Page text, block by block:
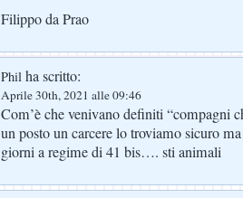
Filippo da Prao
Phil ha scritto:
Aprile 30th, 2021 alle 09:46
Com’è che venivano definiti “compagni
un posto un carcere lo troviamo sicuro
giorni a regime di 41 bis…. sti animali